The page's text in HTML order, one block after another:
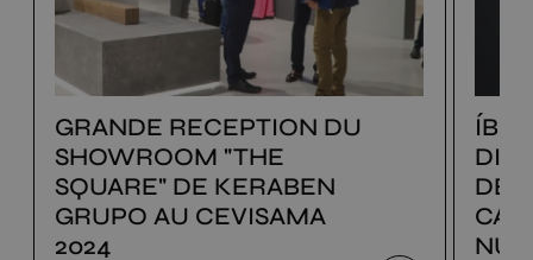
GRANDE RECEPTION DU
SHOWROOM "THE
SQUARE" DE KERABEN
GRUPO AU CEVISAMA
2024
DE